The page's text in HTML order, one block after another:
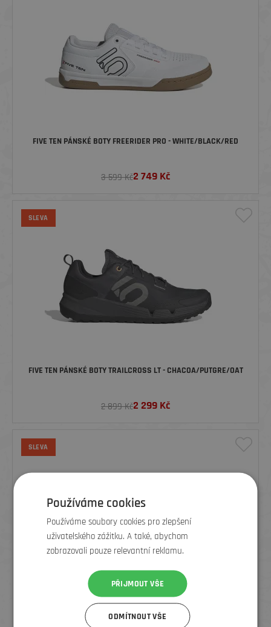
FIVE TEN PÁNSKÉ BOTY FREERIDER PRO - WHITE/BLACK/RED
3 599 Kč2 749 Kč
SLEVA
FIVE TEN PÁNSKÉ BOTY TRAILCROSS LT - CHACOA/PUTGRE/OAT
2 899 Kč2 299 Kč
SLEVA
FIVE TEN PÁNSKÉ BOTY SLEUTH - BLACK/CHACOA/OAT
Používáme cookies
Používáme soubory cookies pro zlepšení
uživatelského zážitku. A také, abychom
zobrazovali pouze relevantní reklamu.
PŘIJMOUT VŠE
ODMÍTNOUT VŠE